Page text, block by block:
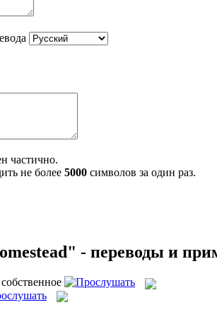
частично.
не более 5000 символов за один раз.
- переводы и